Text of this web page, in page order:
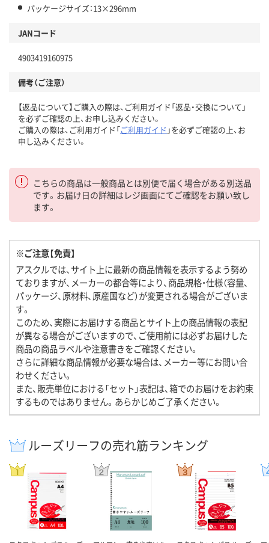
パッケージサイズ：13×296mm
JANコード
4903419160975
備考（ご注意）
【返品について】ご購入の際は、ご利用ガイド「返品・交換について」
を必ずご確認の上、お申し込みください。
ご購入の際は、ご利用ガイド「ご利用ガイド 」を必ずご確認の上、お
申し込みください。
こちらの商品は一般商品とは別便で届く場合がある別送品
です。お届け日の詳細はレジ画面にてご確認をお願い致し
ます。
※ご注意【免責】
アスクルでは、サイト上に最新の商品情報を表示するよう努め
ておりますが、メーカーの都合等により、商品規格・仕様（容量、
パッケージ、原材料、原産国など）が変更される場合がございま
す。
このため、実際にお届けする商品とサイト上の商品情報の表記
が異なる場合がございますので、ご使用前には必ずお届けした
商品の商品ラベルや注意書きをご確認ください。
さらに詳細な商品情報が必要な場合は、メーカー等にお問い合
わせください。
また、販売単位における「セット」表記は、箱でのお届けをお約束
するものではありません。あらかじめご了承ください。
ルーズリーフの売れ筋ランキング